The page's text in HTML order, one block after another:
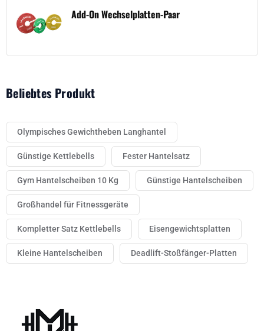
Add-On Wechselplatten-Paar
Beliebtes Produkt
Olympisches Gewichtheben Langhantel
Günstige Kettlebells Fester Hantelsatz
Gym Hantelscheiben 10 Kg Günstige Hantelscheiben
Großhandel für Fitnessgeräte
Kompletter Satz Kettlebells Eisengewichtsplatten
Kleine Hantelscheiben Deadlift-Stoßfänger-Platten